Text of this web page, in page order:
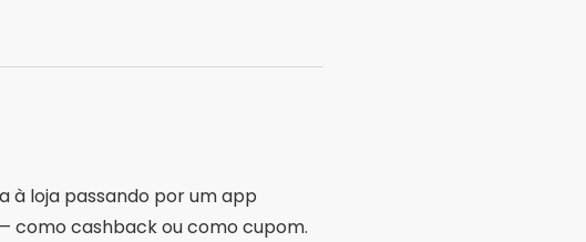
à loja passando por um app
como cashback ou como cupom.